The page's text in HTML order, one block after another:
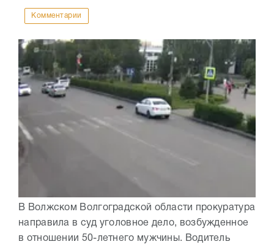
Комментарии
В Волжском Волгоградской области прокуратура
направила в суд уголовное дело, возбужденное
в отношении 50-летнего мужчины. Водитель